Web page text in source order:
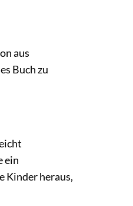
aus
Buch zu
ein
Kinder heraus,